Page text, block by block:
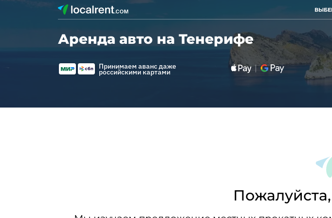
Аренда авто на Тенерифе
Принимаем аванс даже
российскими картами